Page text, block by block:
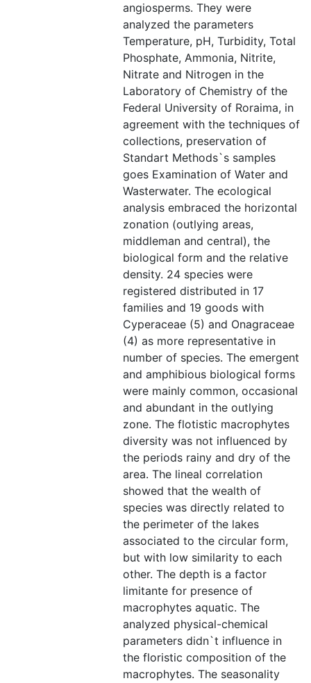
angiosperms. They were
analyzed the parameters
Temperature, pH, Turbidity, Total
Phosphate, Ammonia, Nitrite,
Nitrate and Nitrogen in the
Laboratory of Chemistry of the
Federal University of Roraima, in
agreement with the techniques of
collections, preservation of
Standart Methods`s samples
goes Examination of Water and
Wasterwater. The ecological
analysis embraced the horizontal
zonation (outlying areas,
middleman and central), the
biological form and the relative
density. 24 species were
registered distributed in 17
families and 19 goods with
Cyperaceae (5) and Onagraceae
(4) as more representative in
number of species. The emergent
and amphibious biological forms
were mainly common, occasional
and abundant in the outlying
zone. The flotistic macrophytes
diversity was not influenced by
the periods rainy and dry of the
area. The lineal correlation
showed that the wealth of
species was directly related to
the perimeter of the lakes
associated to the circular form,
but with low similarity to each
other. The depth is a factor
limitante for presence of
macrophytes aquatic. The
analyzed physical-chemical
parameters didn`t influence in
the floristic composition of the
macrophytes. The seasonality